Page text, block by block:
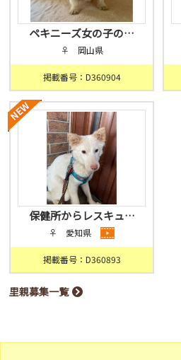
ペキニーズ女の子の…
♀ 岡山県
掲載番号：D360904
保健所からレスキュ…
♀ 愛知県
掲載番号：D360893
里親募集一覧